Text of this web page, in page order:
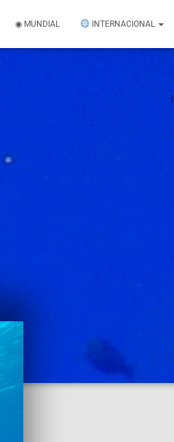
◉ MUNDIAL INTERNACIONAL